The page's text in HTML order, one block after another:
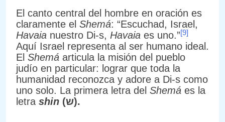
El canto central del hombre en oración es
claramente el Shemá: “Escuchad, Israel,
Havaia nuestro Di-s, Havaia es uno.”[9]
Aquí Israel representa al ser humano ideal.
El Shemá articula la misión del pueblo
judío en particular: lograr que toda la
humanidad reconozca y adore a Di-s como
uno solo. La primera letra del Shemá es la
letra shin ( ש).